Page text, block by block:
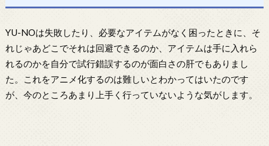
YU-NOは失敗したり、必要なアイテムがなく困ったときに、そ
れじゃあどこでそれは回避できるのか、アイテムは手に入れら
れるのかを自分で試行錯誤するのが面白さの肝でもありまし
た。これをアニメ化するのは難しいとわかってはいたのです
が、今のところあまり上手く行っていないような気がします。